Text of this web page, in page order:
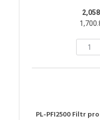
PL-PFI2500 Filtr